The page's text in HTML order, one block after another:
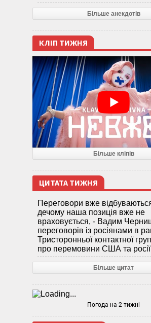
Більше анекдотів
КЛІП ТИЖНЯ
Більше кліпів
ЦИТАТА ТИЖНЯ
Переговори вже
дечому наша позиція вже не
враховується, - Вадим
переговорів із росіянами в
Тристоронньої контактної
про перемовини США та росії
Більше цитат
Погода на 2 тижні